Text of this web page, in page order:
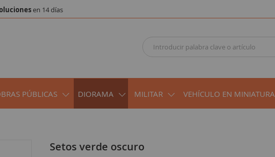
en 14 días
PÚBLICAS DIORAMA MILITAR VEHÍCULO EN MINIATURA
setos verde oscuro